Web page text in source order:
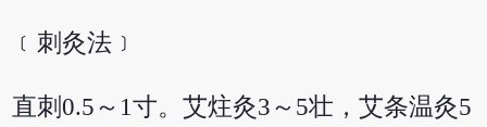
﹝刺灸法﹞
直刺0.5～1寸。艾炷灸3～5壮，艾条温灸5